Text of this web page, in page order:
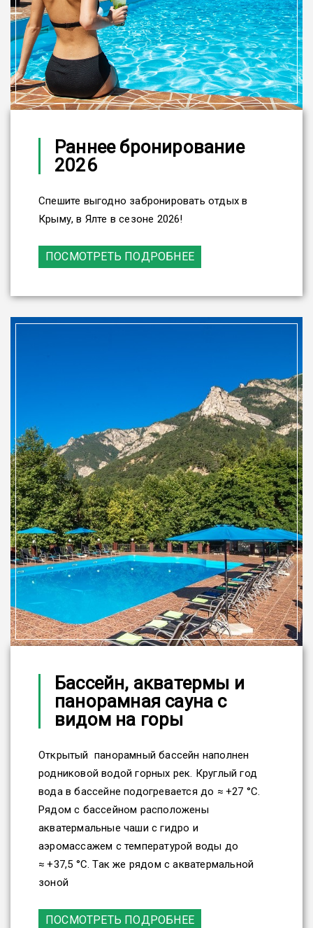
Раннее бронирование
2026
Спешите выгодно забронировать отдых в
Крыму, в Ялте в сезоне 2026!
ПОСМОТРЕТЬ ПОДРОБНЕЕ
Бассейн, акватермы и
панорамная сауна с
видом на горы
Открытый панорамный бассейн наполнен
родниковой водой горных рек. Круглый год
вода в бассейне подогревается до ≈ +27 °C.
Рядом с бассейном расположены
акватермальные чаши с гидро и
аэромассажем с температурой воды до
≈ +37,5 °C. Так же рядом с акватермальной
зоной
ПОСМОТРЕТЬ ПОДРОБНЕЕ